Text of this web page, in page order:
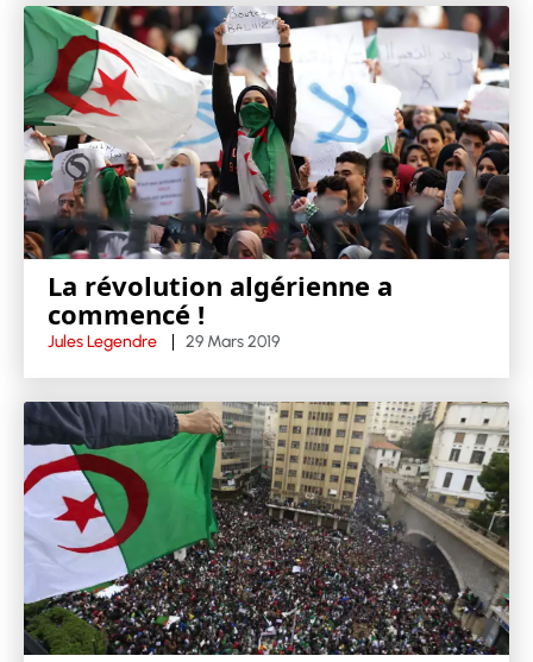
La révolution algérienne a
commencé !
Jules Legendre 29 Mars 2019